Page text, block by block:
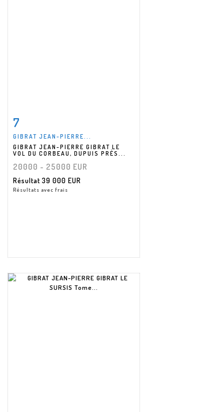
7
GIBRAT JEAN-PIERRE...
GIBRAT JEAN-PIERRE GIBRAT LE
VOL DU CORBEAU, DUPUIS PRÈS...
20000 - 25000 EUR
Résultat 39 000 EUR
Résultats avec frais